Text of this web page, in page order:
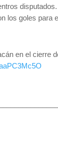
los goles para
en el cierre